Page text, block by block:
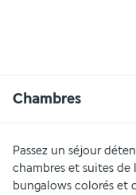
Chambres
Passez un séjour
chambres et suites de
bungalows colorés et